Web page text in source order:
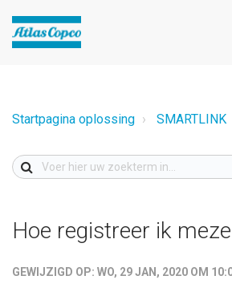
Startpagina oplossing SMARTLINK
Hoe registreer ik
GEWIJZIGD OP: WO, 29 JAN, 2020 OM